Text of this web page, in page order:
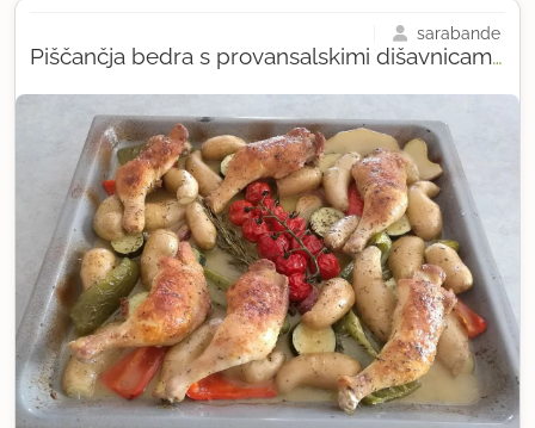
Piščančja bedra s provansalskimi dišavnicami, zelenjavo in krompirjem
sarabande